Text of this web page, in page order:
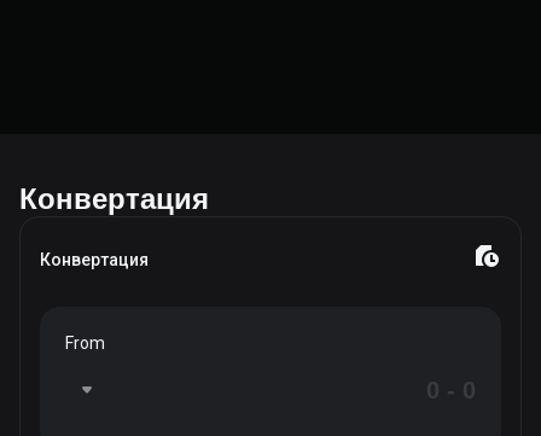
Конвертация
Конвертация
From